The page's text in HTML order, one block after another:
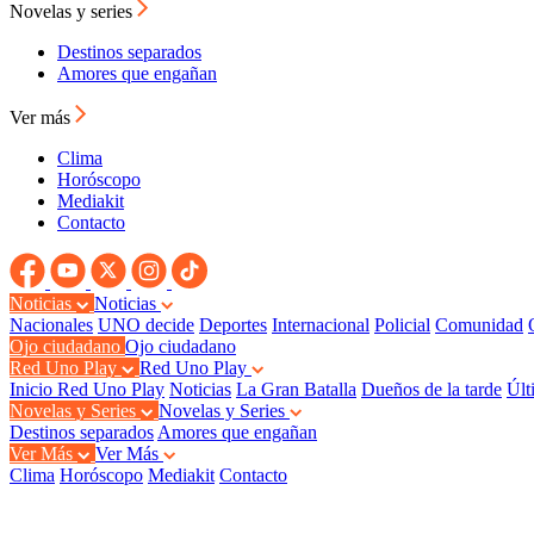
Novelas y series
Destinos separados
Amores que engañan
Ver más
Clima
Horóscopo
Mediakit
Contacto
Noticias
Noticias
Nacionales UNO decide Deportes Internacional Policial Comunidad
Ojo ciudadano Ojo ciudadano
Red Uno Play
Red Uno Play
Inicio Red Uno Play Noticias La Gran Batalla Dueños de la tarde
Novelas y Series
Novelas y Series
Destinos separados Amores que engañan
Ver Más
Ver Más
Clima Horóscopo Mediakit Contacto